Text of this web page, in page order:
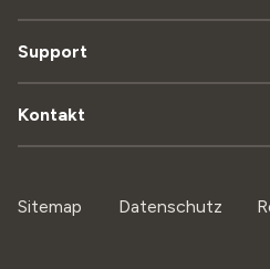
Support
Kontakt
Sitemap Datenschutz